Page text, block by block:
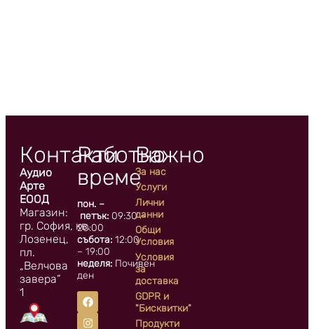
Контакти
Аудио
Арте
ЕООД
Магазин:
гр. София, кв.
Лозенец,
пл.
„Велчова
завера”
1
Работно
време
пон. –
петък: 09:30 –
20:00
събота: 12:00
– 19:00
неделя: Почивен
ден
Важно
За нас
Услуги
Лични
данни
Общи
Условия
Условия
за
доставка
GDPR и
"Бисквитки"
Продукти